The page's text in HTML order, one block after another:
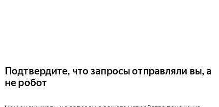
Подтвердите, что запросы отправляли вы, а
не робот